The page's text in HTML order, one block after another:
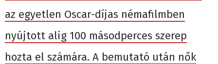
az egyetlen Oscar-díjas némafilmben
nyújtott alig 100 másodperces szerep
hozta el számára. A bemutató után nők